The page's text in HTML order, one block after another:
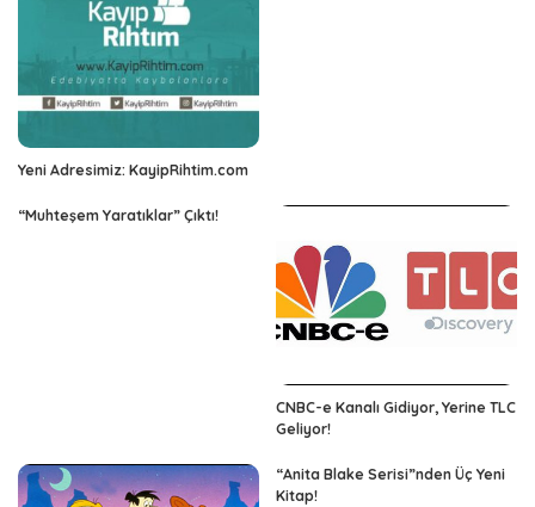
Yeni Adresimiz: KayipRihtim.com
“Muhteşem Yaratıklar” Çıktı!
CNBC-e Kanalı Gidiyor, Yerine TLC
Geliyor!
“Anita Blake Serisi”nden Üç Yeni
Kitap!